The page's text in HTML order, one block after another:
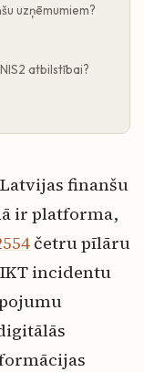
uzņēmumiem?
atbilstībai?
finanšu
ir platforma,
četru pīlāru
incidentu